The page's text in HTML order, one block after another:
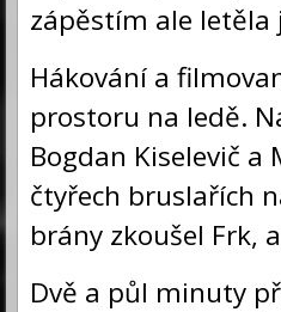
zápěstím ale letěla
Hákování a
prostoru na ledě.
Bogdan Kiselevič
čtyřech bruslařích
brány zkoušel Frk,
Dvě a půl minuty